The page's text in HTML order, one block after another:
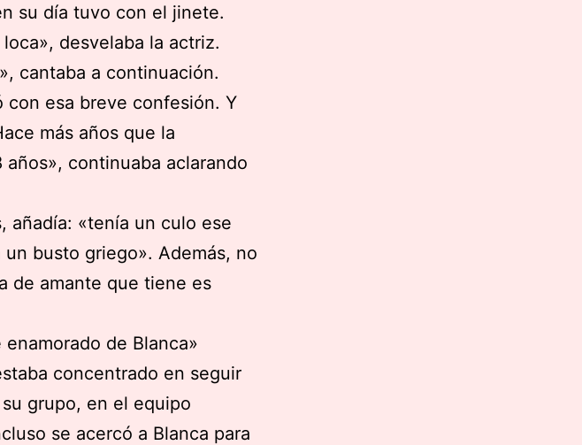
su día tuvo con el jinete.
desvelaba la actriz.
cantaba a continuación.
con esa breve confesión. Y
más años que la
años», continuaba aclarando
añadía: «tenía un culo ese
busto griego». Además, no
de amante que tiene es
de Blanca»
concentrado en seguir
grupo, en el equipo
se acercó a Blanca para